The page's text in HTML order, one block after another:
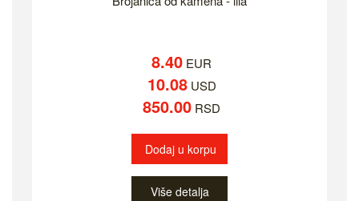
8.40 EUR
10.08USD
850.00 RSD
Dodaj u korpu
Više detalja